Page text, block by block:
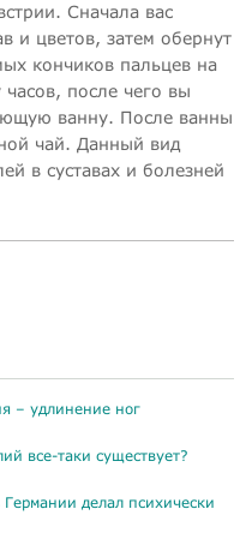
Сначала вас
и цветов, затем обернут
кончиков пальцев на
после чего вы
ванну. После ванны
чай. Данный вид
в суставах и болезней
– удлинение ног
все-таки существует?
делал психически